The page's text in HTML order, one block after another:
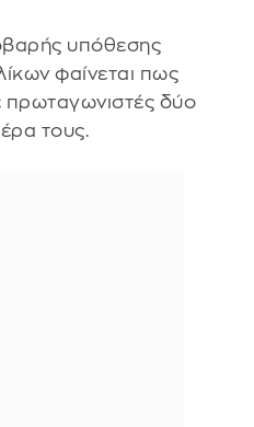
υπόθεσης
φαίνεται πως
πρωταγωνιστές δύο
τους.